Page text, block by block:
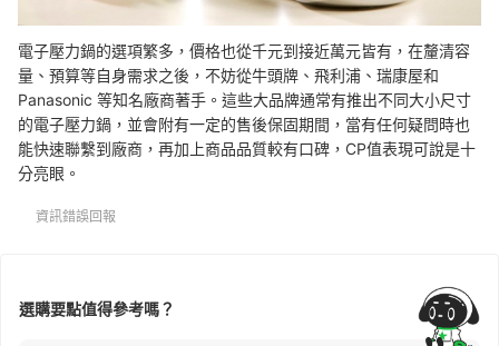
電子壓力鍋的選項繁多，價格也從千元到接近萬元皆有，在釐清容
量、預算等自身需求之後， 不妨從牛頭牌、飛利浦、瑞康屋和
Panasonic 等知名廠商著手。這些大品牌通常有推出不同大小尺寸
的電子壓力鍋，並會附有一定的售後保固期間， 當有任何疑問時也
能快速聯繫到廠商，再加上商品品質較有口碑， CP值表現可說是十
分亮眼。
資訊錯誤回報
選購要點值得參考嗎？